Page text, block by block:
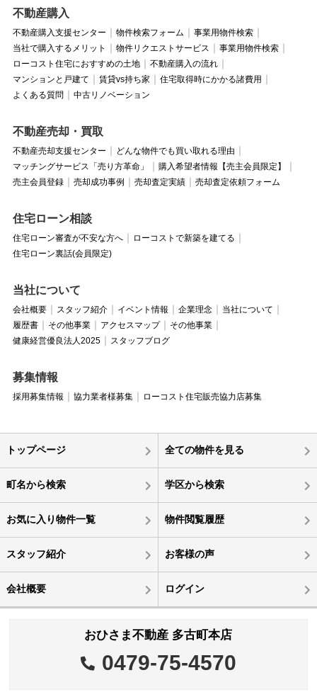
不動産購入
不動産購入支援センター 物件検索フォーム
事業用物件検索
当社で購入するメリット
物件リクエストサービス
事業用物件検索
ローコスト住宅におすすめの土地
不動産購入の流れ
マンションと戸建て
賃貸vs持ち家
住宅取得時にかかる諸費用
よくある質問
中古リノベーション
不動産売却・買取
不動産売却支援センター
どんな物件でも買い取れる理由
マッチングサービス「売り方革命」
購入希望者情報【売主会員限定】
売主会員登録
売却成功事例 売却査定実績 売却査定依頼フォーム
住宅ローン相談
住宅ローン審査が不安な方へ
ローコストで新築を建てる
住宅ローン裏話(会員限定)
当社について
会社概要 スタッフ紹介 イベント情報 企業理念
当社について
履歴書
その他事業 アクセスマップ
その他事業
健康経営優良法人2025
スタッフブログ
募集情報
採用募集情報 協力業者様募集 ローコスト住宅販売協力店募集
トップページ 全ての物件を見る
町名から検索 学区から検索
お気に入り物件一覧 物件閲覧履歴
スタッフ紹介 お客様の声
会社概要 ログイン
おひさま不動産 多古町本店
0479-75-4570